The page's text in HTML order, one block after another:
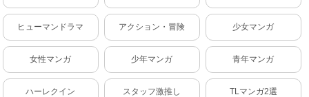
ヒューマンドラマ アクション・冒険 少女マンガ
女性マンガ 少年マンガ 青年マンガ
ハーレクイン スタッフ激推し TLマンガ2選